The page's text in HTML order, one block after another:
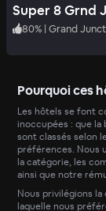
Super 8 Grnd
80% | Grand
Pourquoi ces
Les hôtels se font
inoccupées : que
sont classés selon
préférences. Nous
la catégorie, les
ainsi que notre
Nous privilégions
laquelle nous